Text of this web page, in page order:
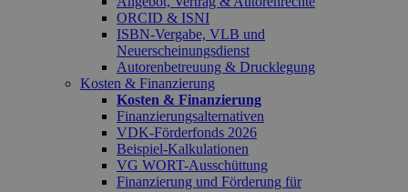
ORCID & ISNI
ISBN-Vergabe, VLB und
Neuerscheinungsdienst
Autorenbetreuung & Drucklegung
Kosten & Finanzierung
Kosten & Finanzierung
Finanzierungsalternativen
VDK-Förderfonds 2026
Beispiel-Kalkulationen
VG WORT-Ausschüttung
Finanzierung und Förderung für